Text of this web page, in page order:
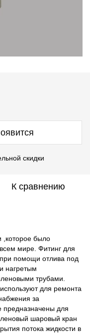
скидки
К сравнению
,которое было
мире. Фитинг для
помощи отлива под
нагретым
трубами.
для ремонта
за
предназначены для
шаровый кран
потока жидкости в